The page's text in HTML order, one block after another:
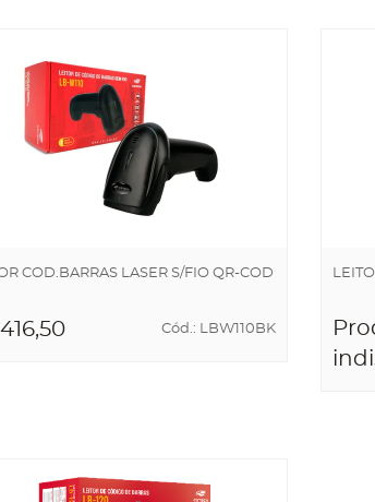
COD.BARRAS LASER S/FIO QR-COD
Cód.: LBW110BK